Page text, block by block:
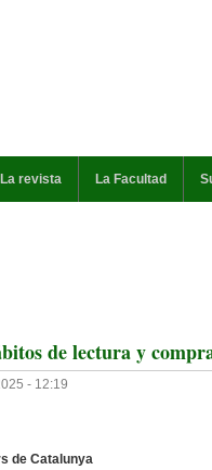
La revista La Facultad
de lectura y
- 12:19
de Catalunya